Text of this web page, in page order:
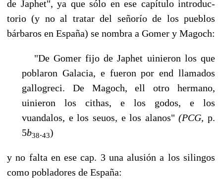
de Japhet", ya que sólo en ese capítulo introduc­
torio (y no al tratar del señorío de los pueblos
bárbaros en España) se nombra a Gomer y Magoch:
"De Gomer fijo de Japhet uinieron los que
poblaron Galacia, e fueron por end llamados
gallogreci. De Magoch, ell otro hermano,
uinieron los cithas, e los godos, e los
vuandalos, e los seuos, e los alanos"(PCG, p.
5b38.43)
y no falta en ese cap. 3 una alusión a los silingos
como pobladores de España: